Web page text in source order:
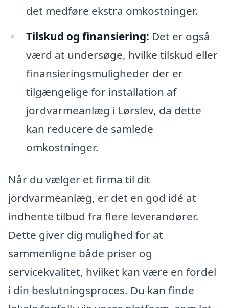
det medføre ekstra omkostninger.
Tilskud og finansiering: Det er også
værd at undersøge, hvilke tilskud eller
finansieringsmuligheder der er
tilgængelige for installation af
jordvarmeanlæg i Lørslev, da dette
kan reducere de samlede
omkostninger.
Når du vælger et firma til dit
jordvarmeanlæg, er det en god idé at
indhente tilbud fra flere leverandører.
Dette giver dig mulighed for at
sammenligne både priser og
servicekvalitet, hvilket kan være en fordel
i din beslutningsproces. Du kan finde